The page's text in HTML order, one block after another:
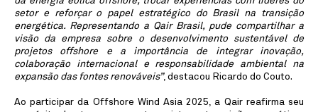
setor e reforçar o papel estratégico do Brasil na transição
energética. Representando a Qair Brasil, pude compartilhar a
visão da empresa sobre o desenvolvimento sustentável de
projetos offshore e a importância de integrar inovação,
colaboração internacional e responsabilidade ambiental na
expansão das fontes renováveis”, destacou Ricardo do Couto.
Ao participar da Offshore Wind Asia 2025, a Qair reafirma seu